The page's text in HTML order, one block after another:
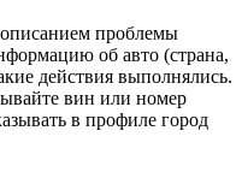
проблемы
об авто (страна,
действия выполнялись.
вин или номер
в профиле город